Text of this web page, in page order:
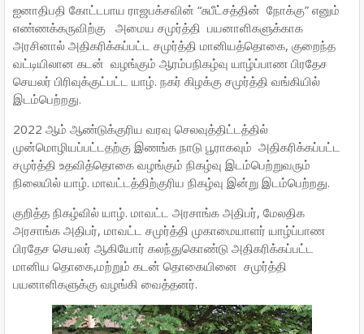
ஐனாதிபதி கோட்டபாய ராஜபக்சவின் “சுபீட்சத்தின் நோக்கு” எனும்
எண்ணக்கருவிற்கு அமைய சமுர்த்தி பயனாளிகளுக்காக
அரசினால் அதிகரிக்கப்பட்ட சமுர்த்தி மானியத்தொகை, குறைந்த
வட்டியிலான கடன் வழங்கும் ஆரம்பநிகழ்வு யாழ்ப்பாண பிரதேச
செயலர் பிரிவுக்குட்பட்ட யாழ். நகர் கிழக்கு சமுர்த்தி வங்கியில்
இடம்பெற்றது.
2022 ஆம் ஆண்டுக்குரிய வரவு செலவுத்திட்டத்தில்
முன்மொழியப்பட்டதற்கு இணங்க நாடு பூராகவும் அதிகரிக்கப்பட்ட
சமுர்த்தி உதவித்தொகை வழங்கும் நிகழ்வு இடம்பெற்றுவரும்
நிலையில் யாழ். மாவட்டத்திற்குரிய நிகழ்வு இன்று இடம்பெற்றது.
குறித்த நிகழ்வில் யாழ். மாவட்ட அரசாங்க அதிபர், மேலதிக
அரசாங்க அதிபர், மாவட்ட சமுர்த்தி முகாமையாளர் யாழ்ப்பாண
பிரதேச செயலர் ஆகியோர் கலந்துகொண்டு அதிகரிக்கப்பட்ட
மானிய தொகை,மற்றும் கடன் தொகையினை சமுர்த்தி
பயனாளிகளுக்கு வழங்கி வைத்தனர்.